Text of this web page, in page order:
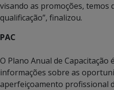
visando as promoções, temos
qualificação”, finalizou.
PAC
O Plano Anual de
informações sobre as
aperfeiçoamento profissional